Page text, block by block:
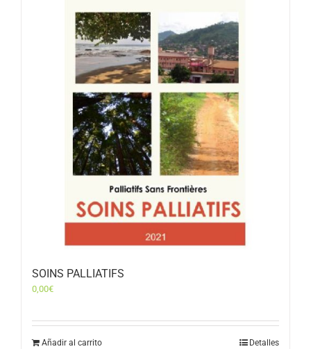
SOINS PALLIATIFS
0,00€
Añadir al carrito Detalles